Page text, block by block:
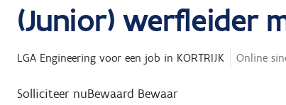
(Junior) werfleider
LGA Engineering voor een job in KORTRIJK Online
Solliciteer nuBewaard Bewaar